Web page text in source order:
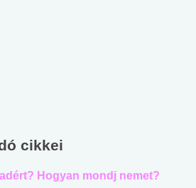
cikkei
Hogyan mondj nemet?